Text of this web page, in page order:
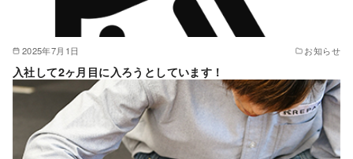
2025年7月1日 お知らせ
入社して2ヶ月目に入ろうとしています！